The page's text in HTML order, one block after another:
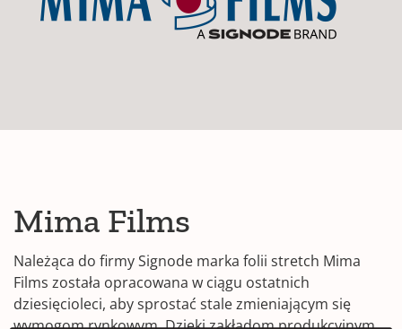
Mima Films
Należąca do firmy Signode marka folii stretch Mima
Films została opracowana w ciągu ostatnich
dziesięcioleci, aby sprostać stale zmieniającym się